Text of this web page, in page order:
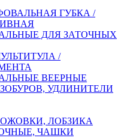
ГУБКА /
ДЛЯ ЗАТОЧНЫХ
/
ВЕЕРНЫЕ
УДЛИНИТЕЛИ
ЛОБЗИКА
ЧАШКИ